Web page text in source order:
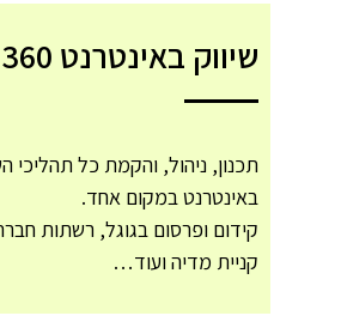
שיווק באינטרנט 360
תכנון, ניהול, והקמת כל תהליכי
באינטרנט במקום אחד.
קידום ופרסום בגוגל, רשתות
קניית מדיה ועוד…